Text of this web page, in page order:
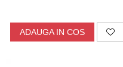
ADAUGA IN COS